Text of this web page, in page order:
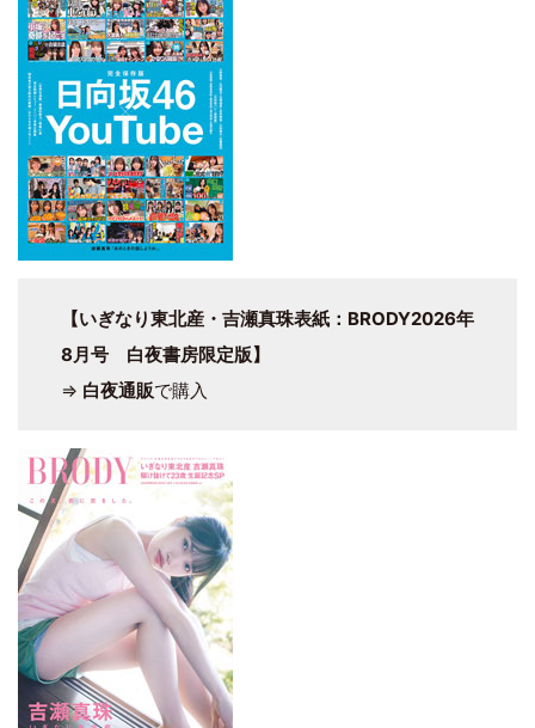
【いぎなり東北産・吉瀬真珠表紙：BRODY2026年
8月号 白夜書房限定版】
⇒ 白夜通販で購入